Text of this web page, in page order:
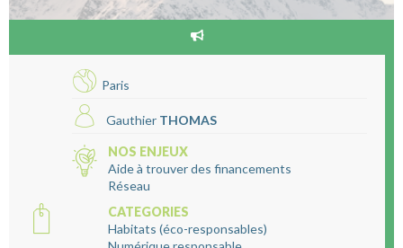
Paris
Gauthier THOMAS
NOS ENJEUX
Aide à trouver des financements
Réseau
CATEGORIES
Habitats (éco-responsables)